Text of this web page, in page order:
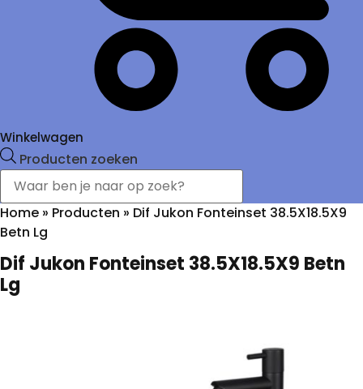
Winkelwagen
Producten zoeken
Home » Producten » Dif Jukon Fonteinset 38.5X18.5X9
Betn Lg
Dif Jukon Fonteinset 38.5X18.5X9 Betn
Lg